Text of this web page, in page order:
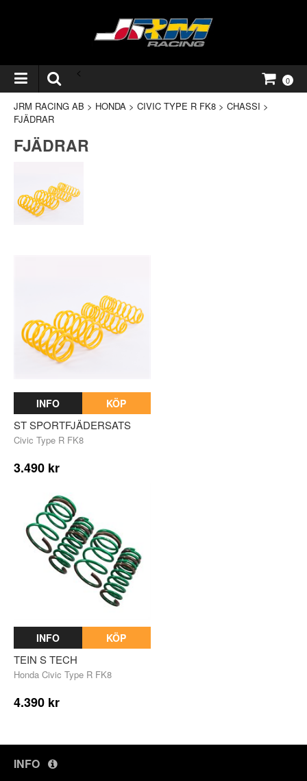
<
0
JRM RACING AB > HONDA > CIVIC TYPE R FK8 > CHASSI >
FJÄDRAR
FJÄDRAR
INFO KÖP
ST SPORTFJÄDERSATS
Civic Type R FK8
3.490 kr
INFO KÖP
TEIN S TECH
Honda Civic Type R FK8
4.390 kr
INFO